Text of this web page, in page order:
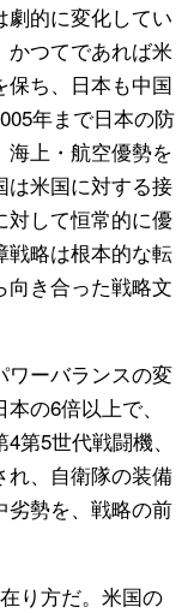
的に変化してい
かつてであれば米
保ち、日本も中国
年まで日本の防
上・航空優勢を
は米国に対する接
対して恒常的に優
戦略は根本的な転
き合った戦略文
ワーバランスの変
の6倍以上で、
第5世代戦闘機、
れ、自衛隊の装備
劣勢を、戦略の前
り方だ。米国の